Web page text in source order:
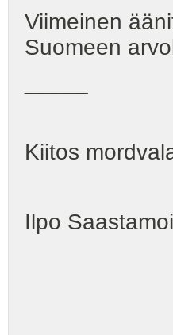
Viimeinen
Suomeen
Kiitos
Ilpo